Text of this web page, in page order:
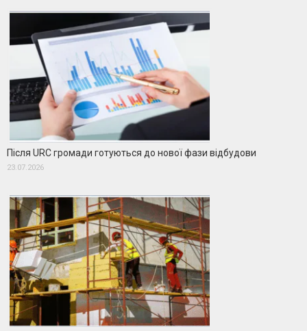
Після URC громади готуються до нової фази відбудови
23.07.2026